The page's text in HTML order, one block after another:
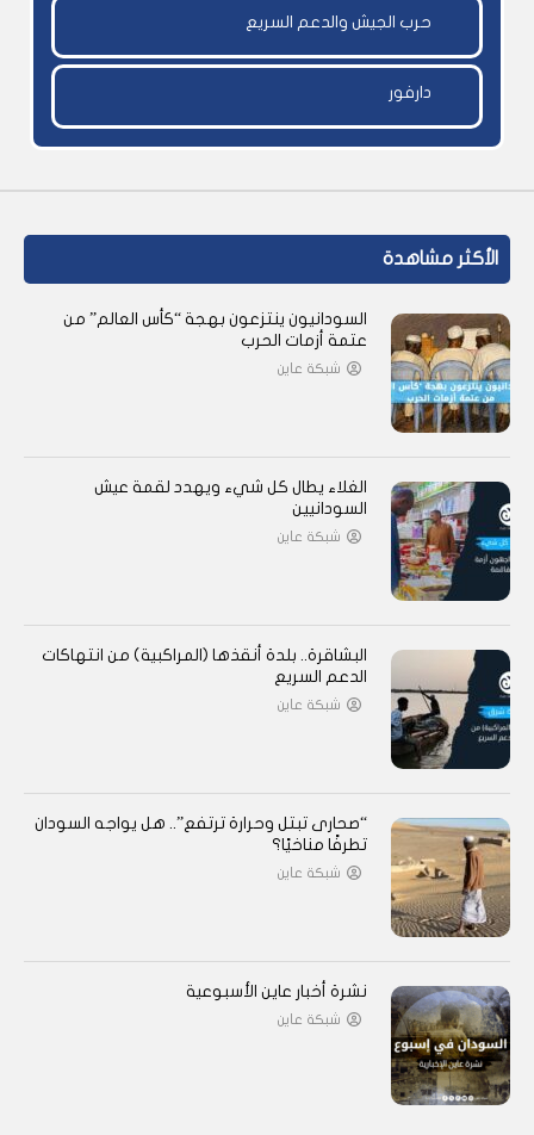
حرب الجيش والدعم السريع
دارفور
الأكثر مشاهدة
السودانيون ينتزعون بهجة “كأس العالم” من
عتمة أزمات الحرب
شبكة عاين
الغلاء يطال كل شيء ويهدد لقمة عيش
السودانيين
شبكة عاين
البشاقرة.. بلدة أنقذها (المراكبية) من انتهاكات
الدعم السريع
شبكة عاين
“صحارى تبتل وحرارة ترتفع”.. هل يواجه السودان
تطرفًا مناخيًا؟
شبكة عاين
نشرة أخبار عاين الأسبوعية
شبكة عاين